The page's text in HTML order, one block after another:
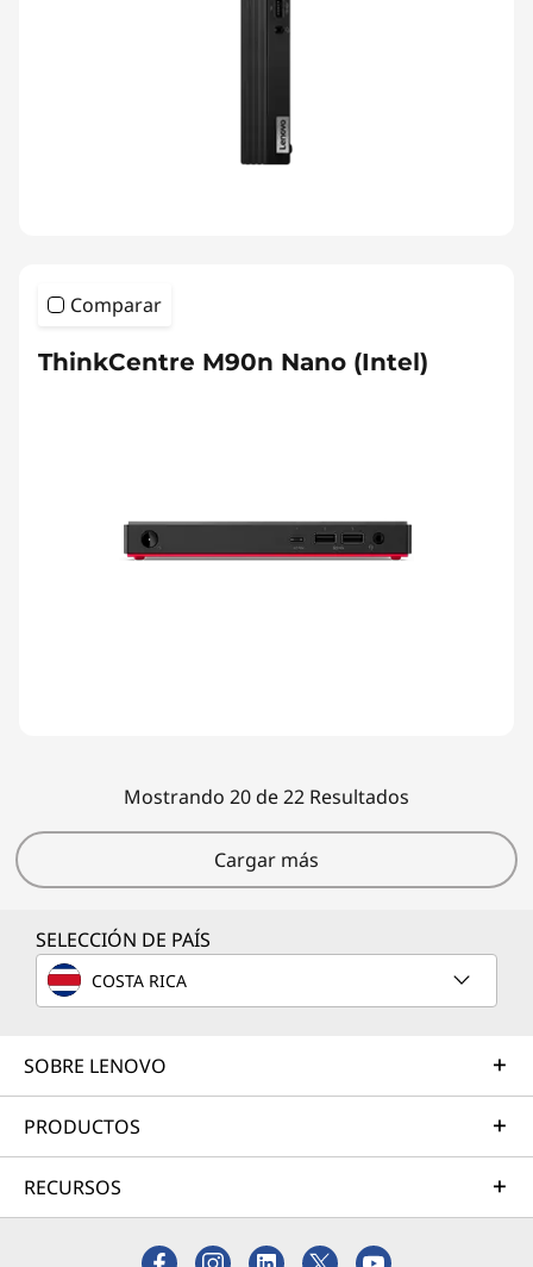
Comparar
ThinkCentre M90n Nano (Intel)
Mostrando 20 de 22 Resultados
Cargar más
SELECCIÓN DE PAÍS
COSTA RICA
SOBRE LENOVO
PRODUCTOS
RECURSOS